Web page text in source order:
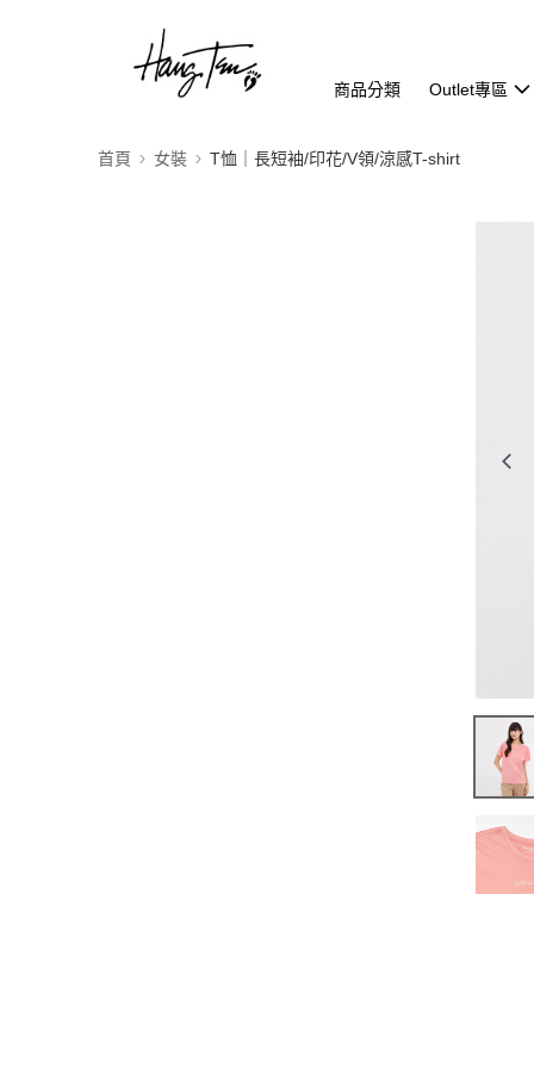
商品分類 Outlet專區
首頁 女裝 T恤｜長短袖/印花/V領/涼感T-shirt